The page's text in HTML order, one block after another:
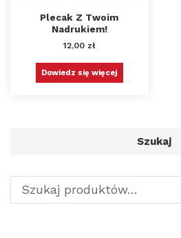
Plecak Z Twoim
Nadrukiem!
12,00 zł
Dowiedz się więcej
Szukaj